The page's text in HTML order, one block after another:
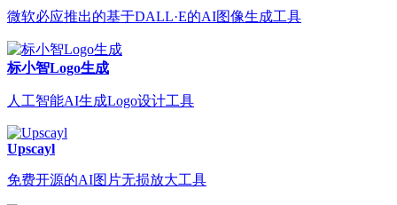
微软必应推出的基于DALL·E的AI图像生成工具
标小智Logo生成
人工智能AI生成Logo设计工具
Upscayl
免费开源的AI图片无损放大工具